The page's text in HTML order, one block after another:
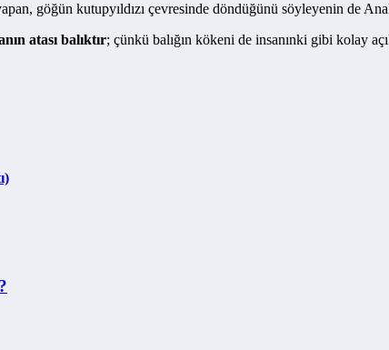
göğün kutupyıldızı çevresinde döndüğünü söyleyenin de
atası balıktır; çünkü balığın kökeni de insanınki gibi kolay